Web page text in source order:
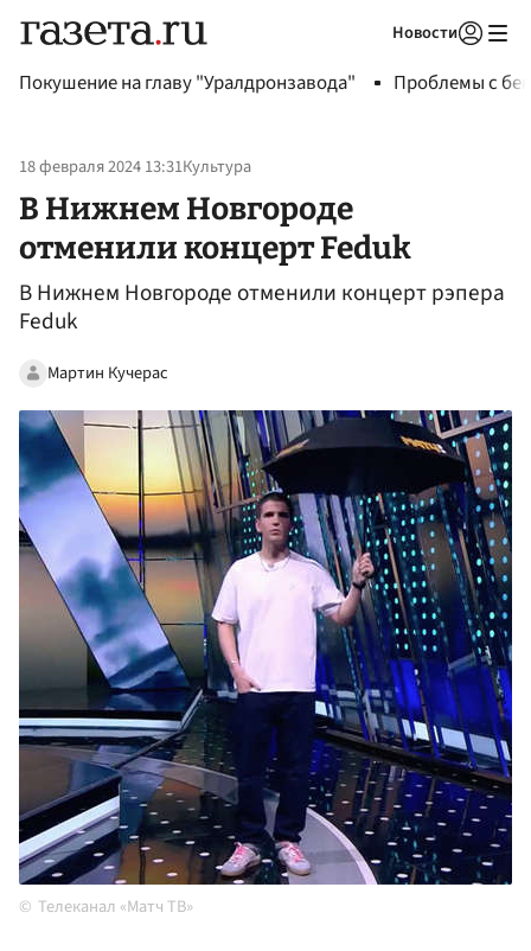
Новости
Покушение на главу "Уралдронзавода" Проблемы с
18 февраля 2024 13:31Культура
В Нижнем Новгороде
отменили концерт Feduk
В Нижнем Новгороде отменили концерт рэпера
Feduk
Мартин Кучерас
Телеканал «Матч ТВ»